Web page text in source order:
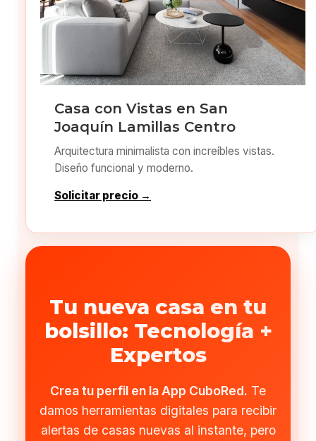
Casa con Vistas en San
Joaquín Lamillas Centro
Arquitectura minimalista con increíbles vistas.
Diseño funcional y moderno.
Solicitar precio →
Tu nueva casa en tu
bolsillo: Tecnología +
Expertos
Crea tu perfil en la App CuboRed. Te
damos herramientas digitales para recibir
alertas de casas nuevas al instante, pero